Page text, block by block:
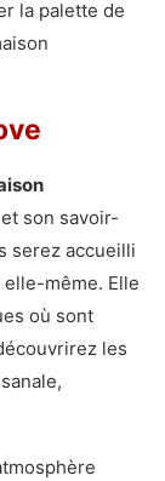
la palette de
son savoir-
serez accueilli
même. Elle
où sont
les